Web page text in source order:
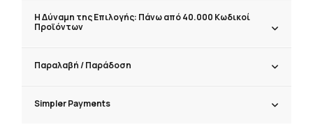
Η Δύναμη της Επιλογής: Πάνω από 40.000 Κωδικοί
Προϊόντων
Παραλαβή / Παράδoση
Simpler Payments